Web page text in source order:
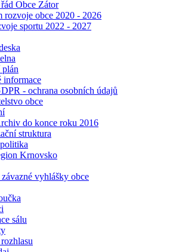
Obce Zátor
rozvoje obce 2020 - 2026
sportu 2022 - 2027
informace
- ochrana osobních údajů
obce
do konce roku 2016
struktura
Krnovsko
vyhlášky obce
sálu